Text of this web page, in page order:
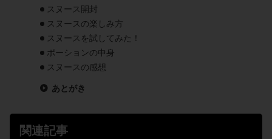
スヌース開封
スヌースの楽しみ方
スヌースを試してみた！
ポーションの中身
スヌースの感想
あとがき
関連記事